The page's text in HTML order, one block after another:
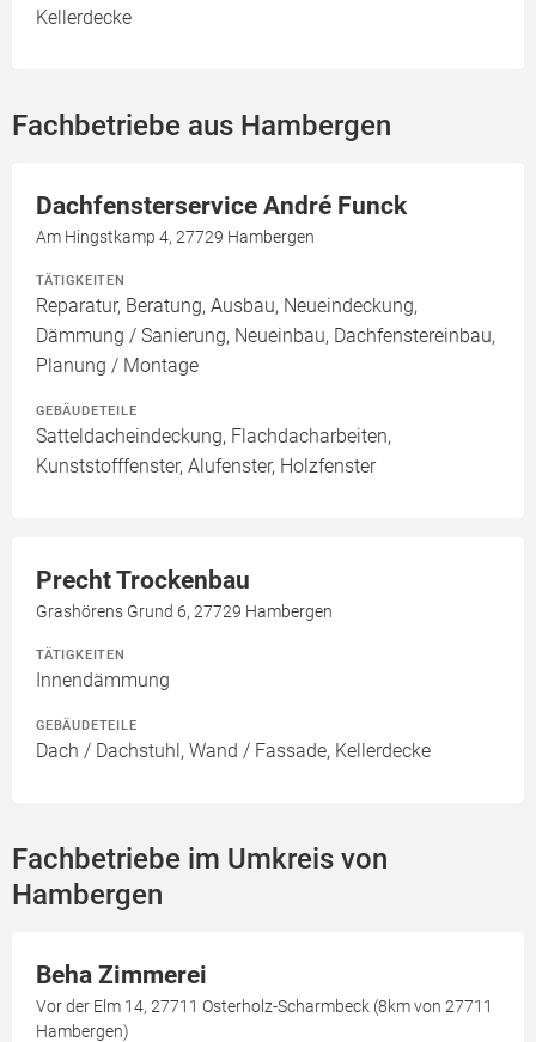
Kellerdecke
Fachbetriebe aus Hambergen
Dachfensterservice André Funck
Am Hingstkamp 4, 27729 Hambergen
TÄTIGKEITEN
Reparatur, Beratung, Ausbau, Neueindeckung,
Dämmung / Sanierung, Neueinbau, Dachfenstereinbau,
Planung / Montage
GEBÄUDETEILE
Satteldacheindeckung, Flachdacharbeiten,
Kunststofffenster, Alufenster, Holzfenster
Precht Trockenbau
Grashörens Grund 6, 27729 Hambergen
TÄTIGKEITEN
Innendämmung
GEBÄUDETEILE
Dach / Dachstuhl, Wand / Fassade, Kellerdecke
Fachbetriebe im Umkreis von
Hambergen
Beha Zimmerei
Vor der Elm 14, 27711 Osterholz-Scharmbeck (8km von 27711
Hambergen)